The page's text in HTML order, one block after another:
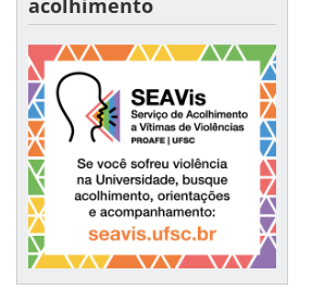
acolhimento